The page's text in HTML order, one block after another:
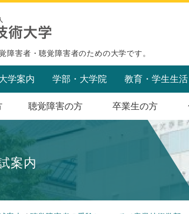
障害者・聴覚障害者のための大学です。
学案内 学部・大学院 教育・学生生活
聴覚障害の方 卒業生の方
案内